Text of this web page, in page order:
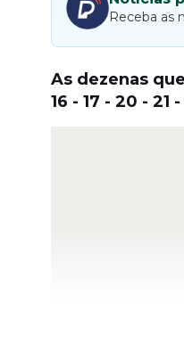
Receba as
As dezenas
16 - 17 - 20 - 21